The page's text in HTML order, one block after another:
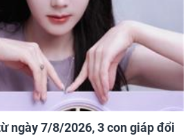
ngày 7/8/2026, 3 con giáp đổi